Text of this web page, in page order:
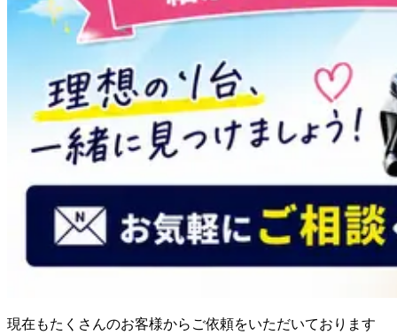
現在もたくさんのお客様からご依頼をいただいております